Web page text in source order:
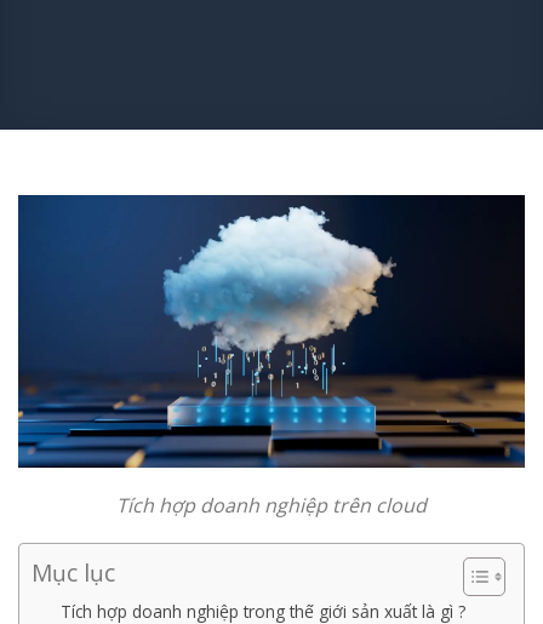
Tích hợp doanh nghiệp trên cloud
Mục lục
Tích hợp doanh nghiệp trong thế giới sản xuất là gì ?